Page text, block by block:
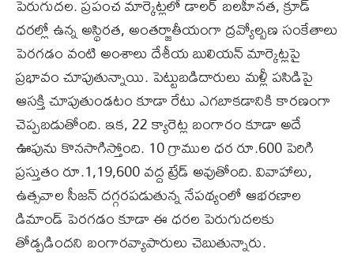
పెరుగుదల. ప్రపంచ మార్కెట్లలో డాలర్ బలహీనత, క్రూడ్‌
ధరల్లో ఉన్న అస్థిరత, అంతర్జాతీయంగా ద్రవ్యోల్బణ సంకేతాలు
పెరగడం వంటి అంశాలు దేశీయ బులియన్ మార్కెట్లపై
ప్రభావం చూపుతున్నాయి. పెట్టుబడిదారులు మళ్లీ పసిడిపై
ఆసక్తి చూపుతుండటం కూడా రేటు ఎగబాకడానికి కారణంగా
చెప్పబడుతోంది. ఇక, 22 క్యారెట్ల బంగారం కూడా అదే
ఊపును కొనసాగిస్తోంది. 10 గ్రాముల ధర రూ.600 పెరిగి
ప్రస్తుతం రూ.1,19,600 వద్ద ట్రేడ్ అవుతోంది. వివాహాలు,
ఉత్సవాల సీజన్ దగ్గరపడుతున్న నేపథ్యంలో ఆభరణాల
డిమాండ్ పెరగడం కూడా ఈ ధరల పెరుగుదలకు
తోడ్పడిందని బంగారవ్యాపారులు చెబుతున్నారు.